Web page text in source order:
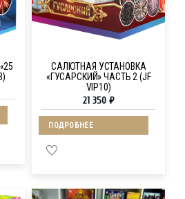
САЛЮТНАЯ УСТАНОВКА
«ГУСАРСКИЙ» ЧАСТЬ 2 (JF
VIP10)
21 350 ₽
ПОДРОБНЕЕ